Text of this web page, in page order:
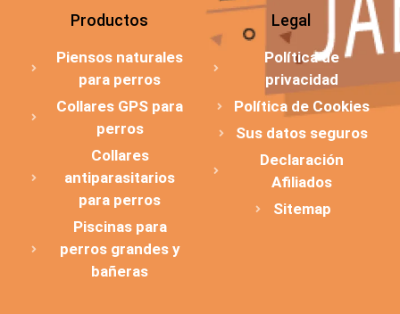
Productos
Piensos naturales
para perros
Collares GPS para
perros
Collares
antiparasitarios
para perros
Piscinas para
perros grandes y
bañeras
Legal
Política de
privacidad
Política de Cookies
Sus datos seguros
Declaración
Afiliados
Sitemap